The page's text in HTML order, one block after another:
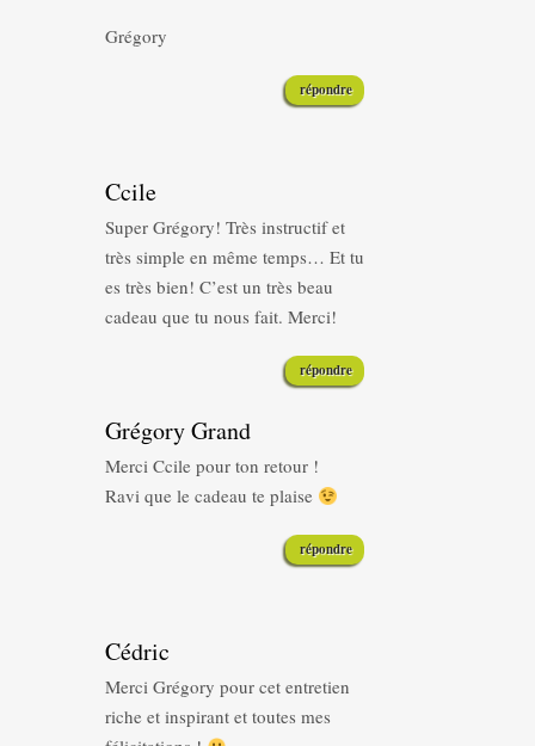
Grégory
répondre
Ccile
Super Grégory! Très instructif et
très simple en même temps… Et tu
es très bien! C’est un très beau
cadeau que tu nous fait. Merci!
répondre
Grégory Grand
Merci Ccile pour ton retour !
Ravi que le cadeau te plaise
répondre
Cédric
Merci Grégory pour cet entretien
riche et inspirant et toutes mes